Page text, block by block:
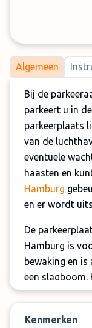
Algemeen
Bij de
parkeert u in
parkeerplaats
van de
eventuele
haasten en
Hamburg
en er wordt
De
Hamburg is
bewaking en
een slagboom.
terrein kent
openingstijden
Kenmerken